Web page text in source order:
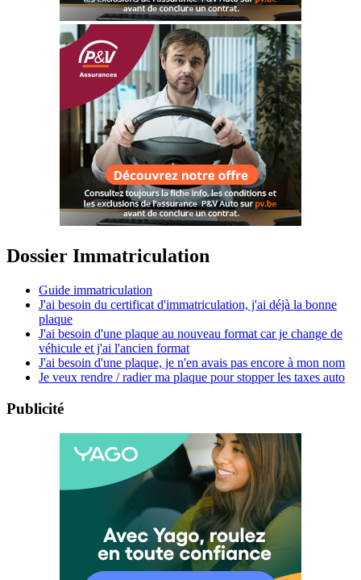
Dossier Immatriculation
Guide immatriculation
J'ai besoin du certificat d'immatriculation, j'ai déjà la bonne
plaque
J'ai besoin d'une plaque au nouveau format car je change de
véhicule et j'ai l'ancien format
J'ai besoin d'une plaque, je n'en avais pas encore à mon nom
Je veux rendre / radier ma plaque pour stopper les taxes auto
Publicité